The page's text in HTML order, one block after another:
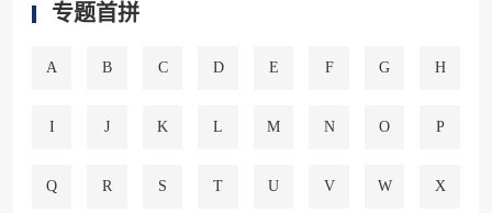
专题首拼
A B C D E F G H
I J K L M N O P
Q R S T U V W X